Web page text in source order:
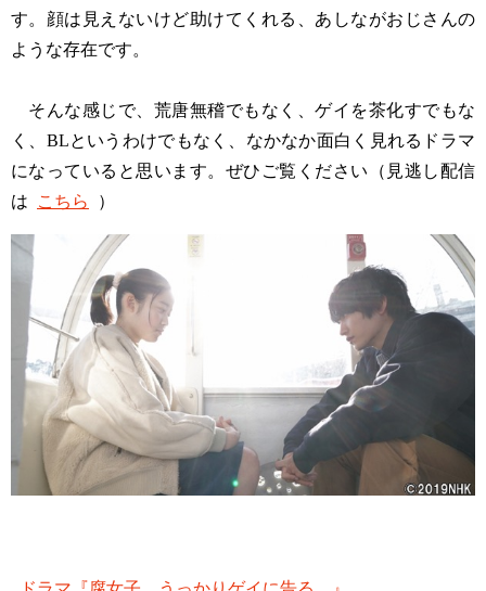
す。顔は見えないけど助けてくれる、あしながおじさんの
ような存在です。
そんな感じで、荒唐無稽でもなく、ゲイを茶化すでもな
く、BLというわけでもなく、なかなか面白く見れるドラマ
になっていると思います。ぜひご覧ください（見逃し配信
は
こちら ）